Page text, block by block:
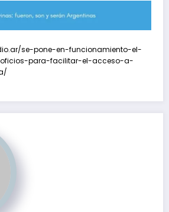
se-pone-en-funcionamiento-el-
para-facilitar-el-acceso-a-